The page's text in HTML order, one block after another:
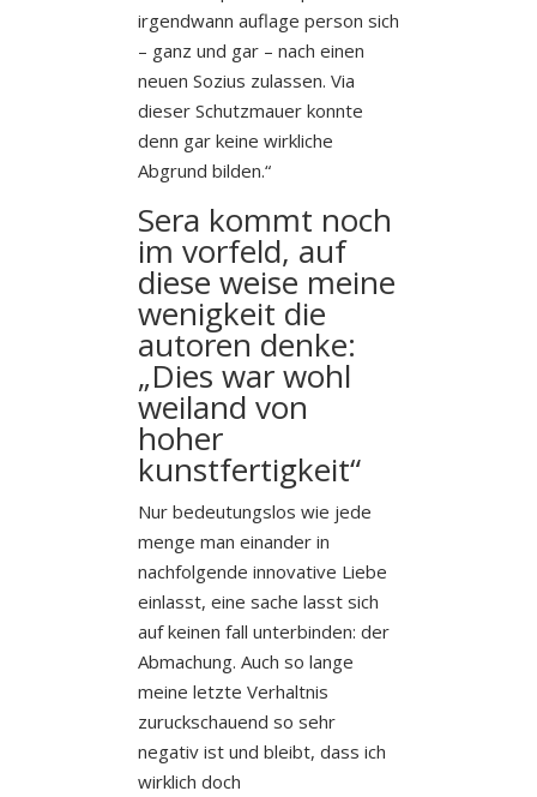
irgendwann auflage person sich
– ganz und gar – nach einen
neuen Sozius zulassen. Via
dieser Schutzmauer konnte
denn gar keine wirkliche
Abgrund bilden.“
Sera kommt noch
im vorfeld, auf
diese weise meine
wenigkeit die
autoren denke:
„Dies war wohl
weiland von
hoher
kunstfertigkeit“
Nur bedeutungslos wie jede
menge man einander in
nachfolgende innovative Liebe
einlasst, eine sache lasst sich
auf keinen fall unterbinden: der
Abmachung. Auch so lange
meine letzte Verhaltnis
zuruckschauend so sehr
negativ ist und bleibt, dass ich
wirklich doch